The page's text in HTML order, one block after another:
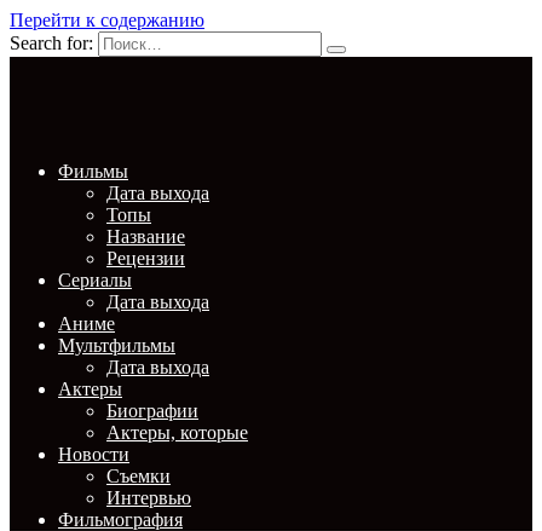
Перейти к содержанию
Search for:
Фильмы
Дата выхода
Топы
Название
Рецензии
Сериалы
Дата выхода
Аниме
Мультфильмы
Дата выхода
Актеры
Биографии
Актеры, которые
Новости
Съемки
Интервью
Фильмография